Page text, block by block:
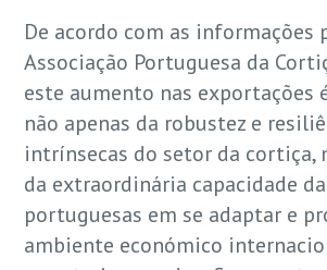
De acordo com as informações
Associação Portuguesa da
este aumento nas exportações
não apenas da robustez e
intrínsecas do setor da cortiça,
da extraordinária capacidade
portuguesas em se adaptar e
ambiente económico